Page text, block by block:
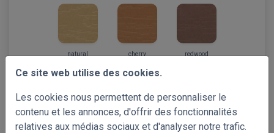
Ce site web utilise des cookies.
Les cookies nous permettent de personnaliser le
contenu et les annonces, d'offrir des fonctionnalités
relatives aux médias sociaux et d'analyser notre trafic.
natural cherry redwood
mahogany